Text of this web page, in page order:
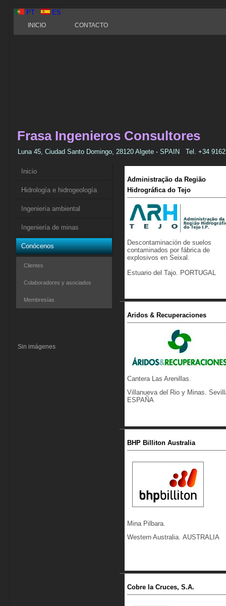
PT ES
INICIO CONTACTO
Frasa Ingenieros Consultores
Luna 45, Ciudad Santo Domingo, 28120 Algete - SPAIN Tel. +34
Inicio
Hidrología e hidrogeología
Ingeniería ambiental
Ingeniería de minas
Conócenos
Clientes
Colaboradores y asociados
Membresías
Sin imágenes
Administração da Região
Hidrográfica do Tejo
Descontaminación de suelos
contaminados por fábrica de
explosivos en Seixal.
Estuario del Tajo. PORTUGAL
Aridos & Recuperaciones
Cantera Las Arenillas.
Villanueva del Rio y Minas.
ESPAÑA
BHP Billiton Australia
Mina Pilbara.
Western Australia. AUSTRALIA
Cobre la Cruces, S.A.